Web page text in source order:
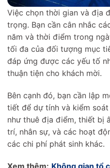
Việc chọn thời gian và địa
trọng. Bạn cần cân nhắc
năm và thời điểm trong
tối đa của đối tượng mục
đáp ứng được các yếu tố
thuận tiện cho khách mời.
Bên cạnh đó, bạn cần lập
tiết để dự tính và kiểm
như thuê địa điểm, thiết bị
trí, nhân sự, và các hoạt
các chi phí phát sinh khác.
Xem thêm: Không gian tổ